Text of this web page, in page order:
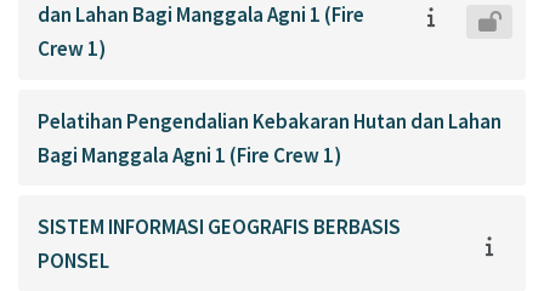
dan Lahan Bagi Manggala Agni 1 (Fire
Crew 1)
Pelatihan Pengendalian Kebakaran Hutan dan Lahan
Bagi Manggala Agni 1 (Fire Crew 1)
SISTEM INFORMASI GEOGRAFIS BERBASIS
PONSEL